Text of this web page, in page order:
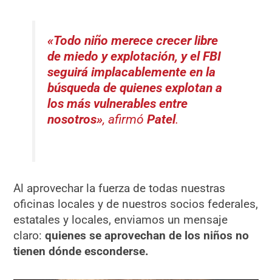
«Todo niño merece crecer libre
de miedo y explotación, y el FBI
seguirá implacablemente en la
búsqueda de quienes explotan a
los más vulnerables entre
nosotros», afirmóPatel.
Al aprovechar la fuerza de todas nuestras
oficinas locales y de nuestros socios federales,
estatales y locales, enviamos un mensaje
claro:quienes se aprovechan de los niños no
tienen dónde esconderse.